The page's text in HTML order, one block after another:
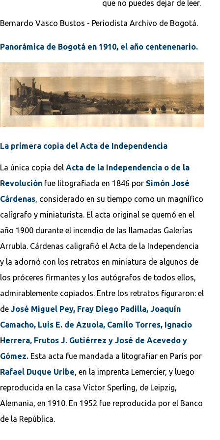
que no puedes dejar de leer.
Bernardo Vasco Bustos - Periodista Archivo de Bogotá.
Panorámica de Bogotá en 1910, el año centenenario.
La primera copia del Acta de Independencia
La única copia del Acta de la Independencia o de la
Revolución fue litografiada en 1846 por Simón José
Cárdenas, considerado en su tiempo como un magnífico
calígrafo y miniaturista. El acta original se quemó en el
año 1900 durante el incendio de las llamadas Galerías
Arrubla. Cárdenas caligrafió el Acta de la Independencia
y la adornó con los retratos en miniatura de algunos de
los próceres firmantes y los autógrafos de todos ellos,
admirablemente copiados. Entre los retratos figuraron: el
de José Miguel Pey, Fray Diego Padilla, Joaquín
Camacho, Luis E. de Azuola, Camilo Torres, Ignacio
Herrera, Frutos J. Gutiérrez y José de Acevedo y
Gómez. Esta acta fue mandada a litografiar en París por
Rafael Duque Uribe, en la imprenta Lemercier, y luego
reproducida en la casa Víctor Sperling, de Leipzig,
Alemania, en 1910. En 1952 fue reproducida por el Banco
de la República.